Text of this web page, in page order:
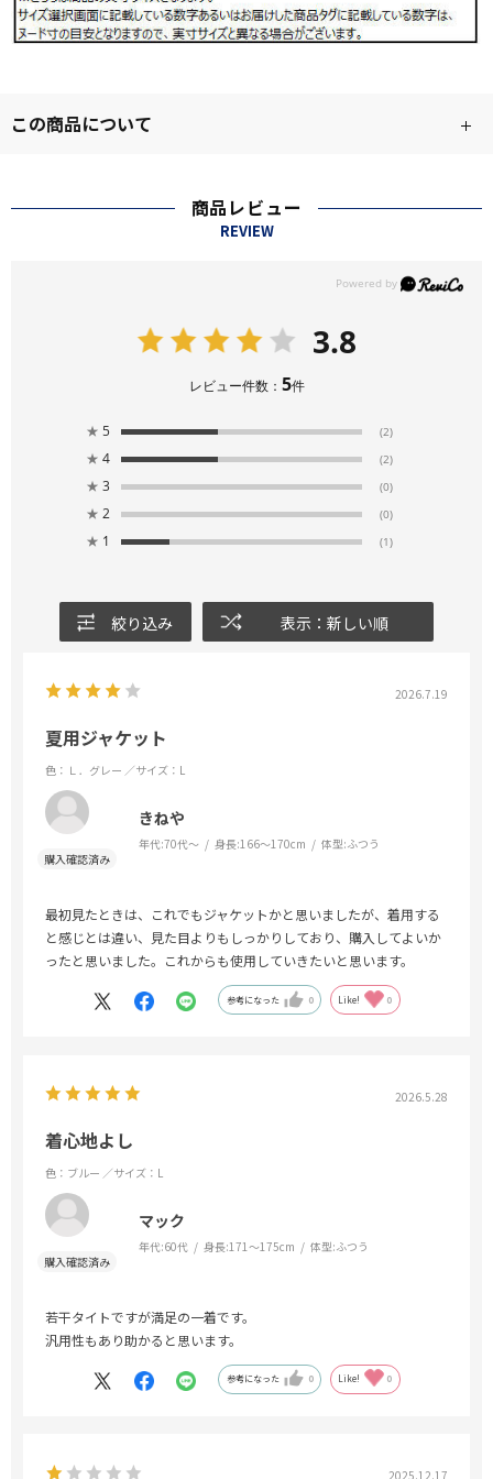
この商品について
商品レビュー
REVIEW
3.8
レビュー件数： 5件
★ 5 (2)
★ 4 (2)
★ 3 (0)
★ 2 (0)
★ 1 (1)
絞り込み 表示：新しい順
2026.7.19
夏用ジャケット
色：Ｌ．グレー ／サイズ：L
きねや
年代:70代～ 身長:166～170cm 体型:ふつう
最初見たときは、これでもジャケットかと思いましたが、着用する
と感じとは違い、見た目よりもしっかりしており、購入してよいか
ったと思いました。これからも使用していきたいと思います。
参考になった 0 Like! 0
2026.5.28
着心地よし
色：ブルー ／サイズ：L
マック
年代:60代 身長:171～175cm 体型:ふつう
若干タイトですが満足の一着です。
汎用性もあり助かると思います。
参考になった 0 Like! 0
2025.12.17